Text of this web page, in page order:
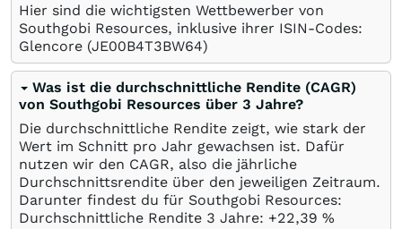
Hier sind die wichtigsten Wettbewerber von
Southgobi Resources, inklusive ihrer ISIN-Codes:
Glencore (JE00B4T3BW64)
Was ist die durchschnittliche Rendite (CAGR)
von Southgobi Resources über 3 Jahre?
Die durchschnittliche Rendite zeigt, wie stark der
Wert im Schnitt pro Jahr gewachsen ist. Dafür
nutzen wir den CAGR, also die jährliche
Durchschnittsrendite über den jeweiligen Zeitraum.
Darunter findest du für Southgobi Resources:
Durchschnittliche Rendite 3 Jahre: +22,39 %